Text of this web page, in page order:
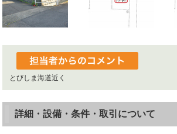
とびしま海道近く
詳細・設備・条件・取引について